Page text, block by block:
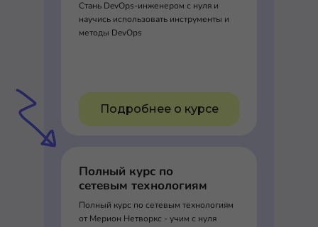
Стань DevOps-инженером с нуля и
научись использовать инструменты и
методы DevOps
Подробнее о курсе
Полный курс по
сетевым технологиям
Полный курс по сетевым технологиям
от Мерион Нетворкс - учим с нуля